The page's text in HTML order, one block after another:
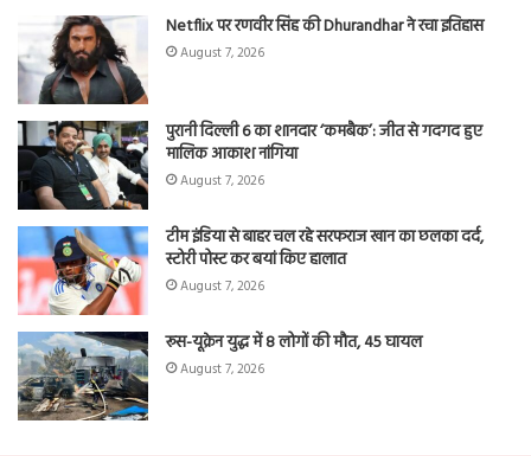
Netflix पर रणवीर सिंह की Dhurandhar ने रचा इतिहास
August 7, 2026
पुरानी दिल्ली 6 का शानदार ‘कमबैक’: जीत से गदगद हुए
मालिक आकाश नांगिया
August 7, 2026
टीम इंडिया से बाहर चल रहे सरफराज खान का छलका दर्द,
स्टोरी पोस्ट कर बयां किए हालात
August 7, 2026
रूस-यूक्रेन युद्ध में 8 लोगों की मौत, 45 घायल
August 7, 2026